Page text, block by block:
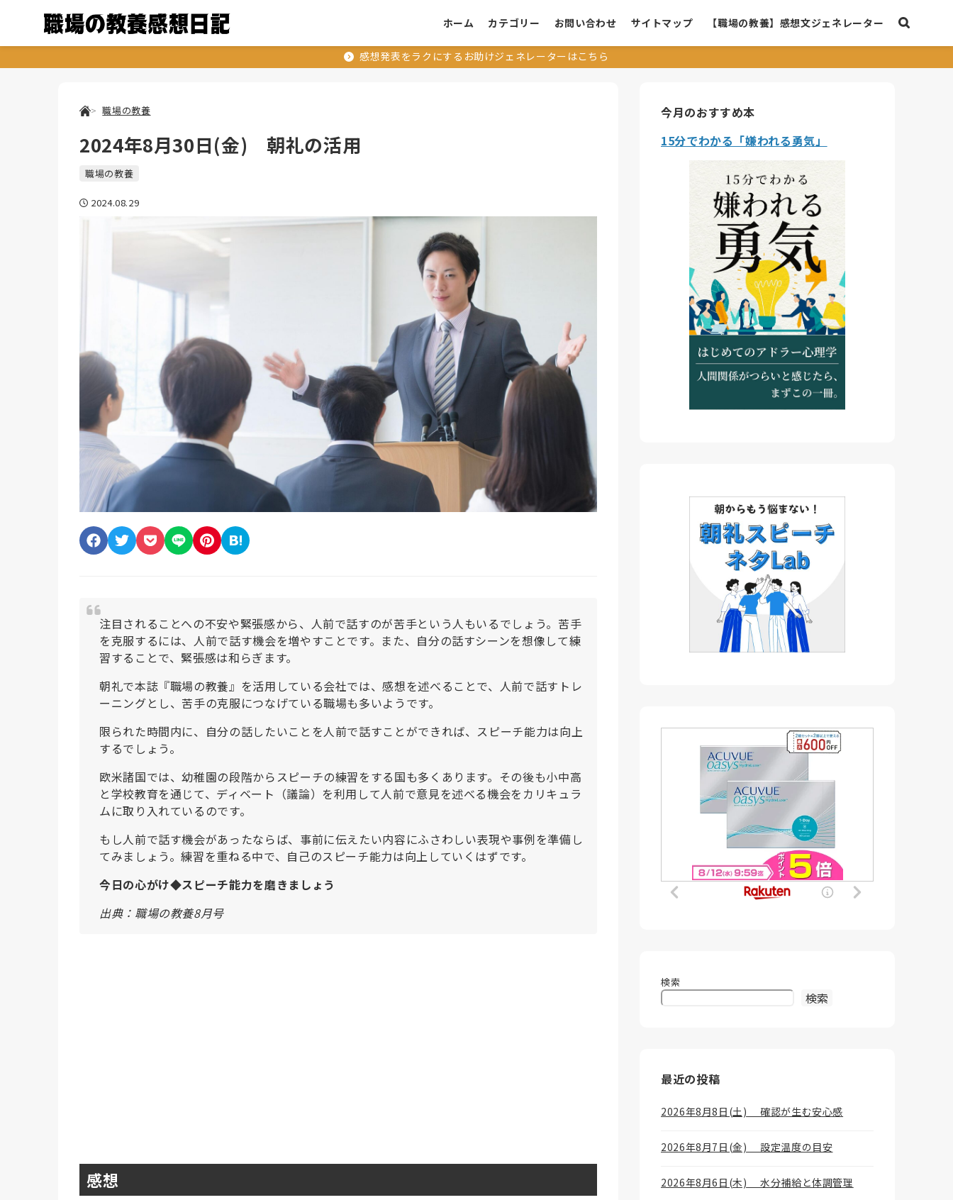
ホーム カテゴリー お問い合わせ サイトマップ 【職場の教養】感想文ジェネレーター
感想発表をラクにするお助けジェネレーターはこちら
職場の教養
2024年8月30日(金) 朝礼の活用
職場の教養
2024.08.29
注目されることへの不安や緊張感から、人前で話すのが苦手という人もいるでしょう。苦手
を克服するには、人前で話す機会を増やすことです。また、自分の話すシーンを想像して練
習することで、緊張感は和らぎます。
朝礼で本誌『職場の教養』を活用している会社では、感想を述べることで、人前で話すトレ
ーニングとし、苦手の克服につなげている職場も多いようです。
限られた時間内に、自分の話したいことを人前で話すことができれば、スピーチ能力は向上
するでしょう。
欧米諸国では、幼稚園の段階からスピーチの練習をする国も多くあります。その後も小中高
と学校教育を通じて、ディベート（議論）を利用して人前で意見を述べる機会をカリキュラ
ムに取り入れているのです。
もし人前で話す機会があったならば、事前に伝えたい内容にふさわしい表現や事例を準備し
てみましょう。練習を重ねる中で、自己のスピーチ能力は向上していくはずです。
今日の心がけ◆スピーチ能力を磨きましょう
出典：職場の教養8月号
感想
今月のおすすめ本
15分でわかる「嫌われる勇気」
検索
検索
最近の投稿
2026年8月8日(土) 確認が生む安心感
2026年8月7日(金) 設定温度の目安
2026年8月6日(木) 水分補給と体調管理